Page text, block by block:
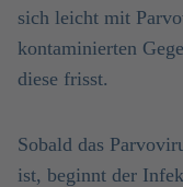
sich leicht mit
kontaminierten
diese frisst.
Sobald das
ist, beginnt der